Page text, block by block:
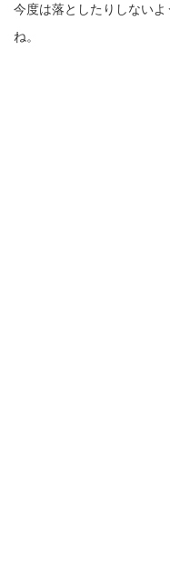
今度は落としたりしない
ね。